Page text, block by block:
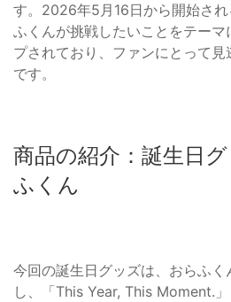
す。2026年5月16日から開始さ
ふくんが挑戦したいことをテーマ
プされており、ファンにとって見
です。
商品の紹介：誕生日
ふくん
今回の誕生日グッズは、おらふ
し、「This Year, This Moment.